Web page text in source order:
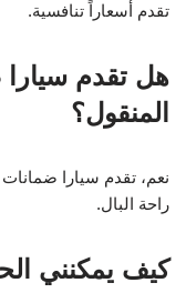
تقدم أسعاراً تنافسية.
هل تقدم سيارا
المنقول؟
نعم، تقدم سيارا
راحة البال.
كيف يمكنني